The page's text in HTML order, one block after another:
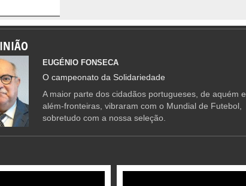
EUGÉNIO FONSECA
O campeonato da Solidariedade
A maior parte dos cidadãos portugueses, de aquém e
além-fronteiras, vibraram com o Mundial de Futebol,
sobretudo com a nossa seleção.